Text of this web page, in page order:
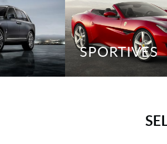
SPORTIVES